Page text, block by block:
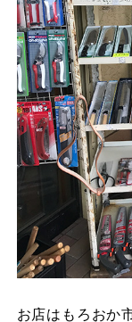
お店はもろおか